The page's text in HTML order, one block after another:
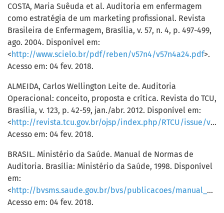
COSTA, Maria Suêuda et al. Auditoria em enfermagem
como estratégia de um marketing profissional. Revista
Brasileira de Enfermagem, Brasília, v. 57, n. 4, p. 497-499,
ago. 2004. Disponível em:
< http://www.scielo.br/pdf/reben/v57n4/v57n4a24.pdf>.
Acesso em: 04 fev. 2018.
ALMEIDA, Carlos Wellington Leite de. Auditoria
Operacional: conceito, proposta e crítica. Revista do TCU,
Brasília, v. 123, p. 42-59, jan./abr. 2012. Disponível em:
< http://revista.tcu.gov.br/ojsp/index.php/RTCU/issue/view/7/showToc
Acesso em: 04 fev. 2018.
BRASIL. Ministério da Saúde. Manual de Normas de
Auditoria. Brasília: Ministério da Saúde, 1998. Disponível
em:
< http://bvsms.saude.gov.br/bvs/publicacoes/manual_normas_auditoria.pdf
Acesso em: 04 fev. 2018.